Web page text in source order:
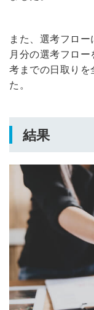
また、選考フロ
月分の選考フロ
考までの日取りを
た。
結果
をご利用する
要です。